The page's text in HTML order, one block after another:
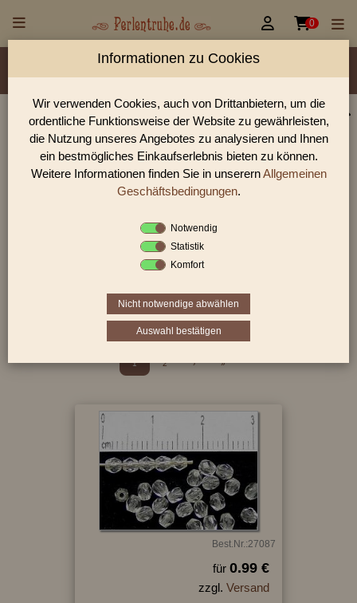
 0
Material/Glassorte Sorte/Form Farbe
Größen
Lochdurchmesser
Perlen Shop für facettierte Glasperlen facettiert
transparent 3,0 mm
In unserem Perlen Shop finden sie zahlreich facettierte
Glasperlen facettiert transparent 3,0 mm und viele weiter
Sie befinden sich in folgender Kategorie:
transparent |3 mm
1 2 › »
Best.Nr.:27087
für 0.99 €
zzgl. Versand
Informationen zu Cookies
Wir verwenden Cookies, auch von Drittanbietern, um die
ordentliche Funktionsweise der Website zu gewährleisten,
die Nutzung unseres Angebotes zu analysieren und Ihnen
ein bestmögliches Einkaufserlebnis bieten zu können.
Weitere Informationen finden Sie in unserernAllgemeinen
Geschäftsbedingungen.
Notwendig
Statistik
Komfort
Nicht notwendige abwählen
Auswahl bestätigen